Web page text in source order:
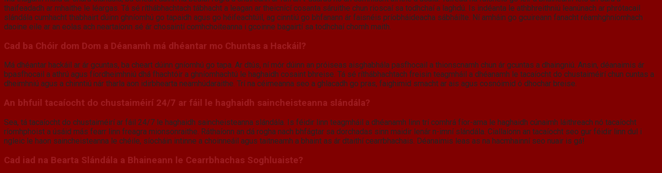
thaifeadadh ar mhaithe le léargas. Tá sé ríthábhachtach tábhacht a leagan ar theicnící cosanta sáruithe chun rioscaí sa todhchaí a laghdú. Is indéanta le athbhreithniú leanúnach ar phrótacail
slándála cumhacht thabhairt dúinn ghníomhú go tapaidh agus go héifeachtúil, ag cinntiú go bhfanann ár faisnéis príobháideacha sábháilte. Ní amháin go gcuireann fanacht réamhghníomhach
daoine eile ar an eolas ach neartaíonn sé ár chosaintí comhchoiteanna i gcoinne bagairtí sa todhchaí chomh maith.
Cad ba Chóir dom Dom a Déanamh má dhéantar mo Chuntas a Hackáil?
Má dhéantar hackáil ar ár gcuntas, ba cheart dúinn gníomhú go tapa. Ar dtús, ní mór dúinn an próiseas aisghabhála pasfhocail a thionscnamh chun ár gcuntas a dhaingniú. Ansin, déanaimis ár
bpasfhocail a athrú agus fíordheimhniú dhá fhachtóir a ghníomhachtú le haghaidh cosaint bhreise. Tá sé ríthábhachtach freisin teagmháil a dhéanamh le tacaíocht do chustaiméirí chun cuntas a
dheimhniú agus a chinntiú nár tharla aon idirbhearta neamhúdaraithe. Trí na céimeanna seo a ghlacadh go pras, faighimid smacht ar ais agus cosnóimid ó dhochar breise.
An bhfuil tacaíocht do chustaiméirí 24/7 ar fáil le haghaidh saincheisteanna slándála?
Sea, tá tacaíocht do chustaiméirí ar fáil 24/7 le haghaidh saincheisteanna slándála. Is féidir linn teagmháil a dhéanamh linn trí comhrá fíor-ama le haghaidh cúnaimh láithreach nó tacaíocht
ríomhphoist a úsáid más fearr linn freagra mionsonraithe. Ráthaíonn an dá rogha nach bhfágtar sa dorchadas sinn maidir lenár n-imní slándála. Ciallaíonn an tacaíocht seo gur féidir linn dul i
ngleic le haon saincheisteanna le chéile, síocháin intinne a choinneáil agus taitneamh a bhaint as ár dtaithí cearrbhachais. Déanaimis leas as na hacmhainní seo nuair is gá!
Cad iad na Bearta Slándála a Bhaineann le Cearrbhachas Soghluaiste?